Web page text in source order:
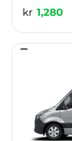
kr 1,280